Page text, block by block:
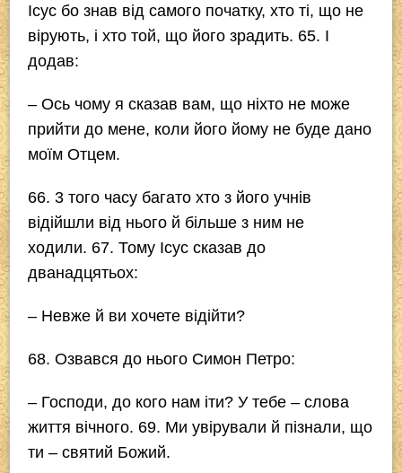
Ісус бо знав від самого початку, хто ті, що не
вірують, і хто той, що його зрадить. 65. І
додав:
– Ось чому я сказав вам, що ніхто не може
прийти до мене, коли його йому не буде дано
моїм Отцем.
66. 3 того часу багато хто з його учнів
відійшли від нього й більше з ним не
ходили. 67. Тому Ісус сказав до
дванадцятьох:
– Невже й ви хочете відійти?
68. Озвався до нього Симон Петро:
– Господи, до кого нам іти? У тебе – слова
життя вічного. 69. Ми увірували й пізнали, що
ти – святий Божий.